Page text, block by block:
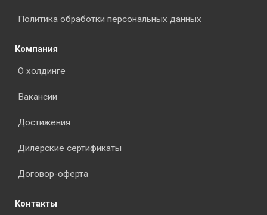
Политика обработки персональных данных
Компания
О холдинге
Вакансии
Достижения
Дилерские сертификаты
Договор-оферта
Контакты